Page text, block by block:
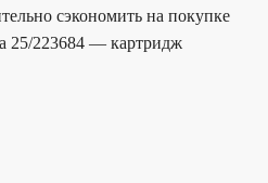
сэкономить на покупке
25/223684 — картридж